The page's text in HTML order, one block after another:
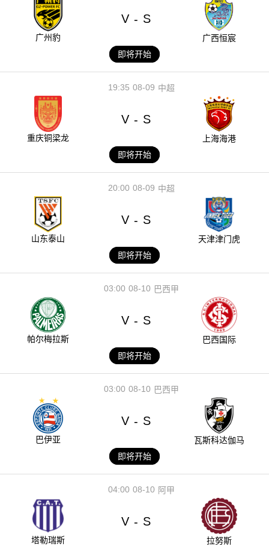
广州豹
V - S
广西恒宸
即将开始
08-09
19:35 中超
重庆铜梁龙
V - S
上海海港
即将开始
08-09
20:00 中超
山东泰山
V - S
天津津门虎
即将开始
08-10
03:00 巴西甲
帕尔梅拉斯
V - S
巴西国际
即将开始
08-10
03:00 巴西甲
巴伊亚
V - S
瓦斯科达伽马
即将开始
08-10
04:00 阿甲
塔勒瑞斯
V - S
拉努斯